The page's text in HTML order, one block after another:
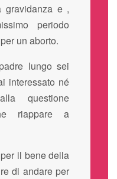
gravidanza e ,
periodo
un aborto.
lungo sei
interessato né
questione
riappare a
il bene della
di andare per